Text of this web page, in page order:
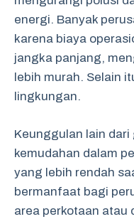
energi. Banyak
karena biaya
jangka panjang,
lebih murah. Selain
lingkungan.
Keunggulan lain
kemudahan dalam
yang lebih rendah
bermanfaat bagi
area perkotaan atau